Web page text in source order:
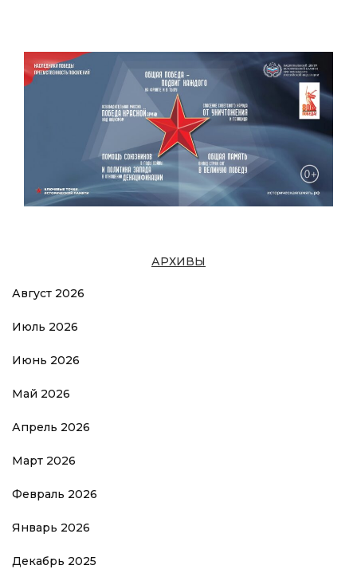
АРХИВЫ
Август 2026
Июль 2026
Июнь 2026
Май 2026
Апрель 2026
Март 2026
Февраль 2026
Январь 2026
Декабрь 2025